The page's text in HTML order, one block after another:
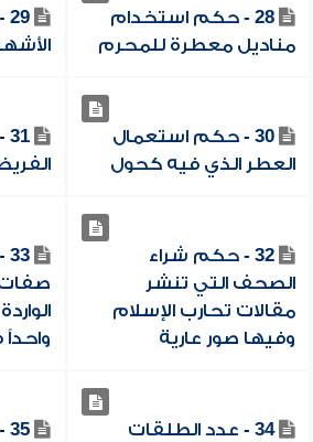
28 - حكم استخدام
مناديل معطرة للمحرم
30 - حكم استعمال
العطر الذي فيه كحول
32 - حكم شراء
الصحف التي تنشر
مقالات تحارب الإسلام
وفيها صور عارية
34 - عدد الطلقات